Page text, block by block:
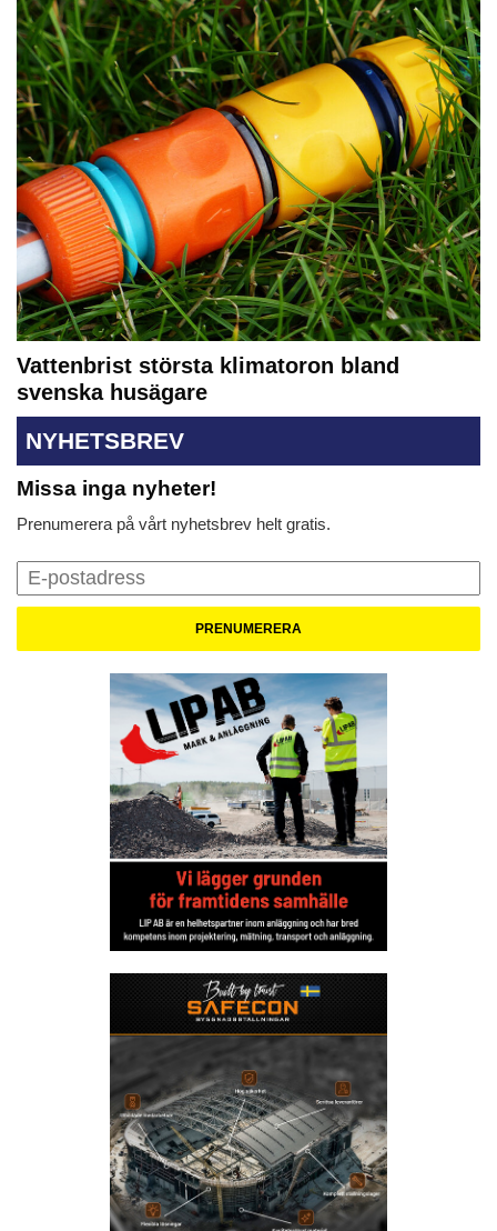
Vattenbrist största klimatoron bland
svenska husägare
NYHETSBREV
Missa inga nyheter!
Prenumerera på vårt nyhetsbrev helt gratis.